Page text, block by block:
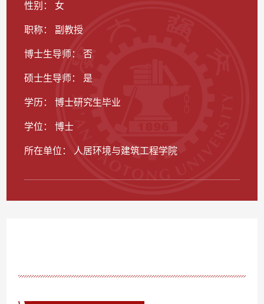
性别： 女
职称： 副教授
博士生导师： 否
硕士生导师： 是
学历： 博士研究生毕业
学位： 博士
所在单位： 人居环境与建筑工程学院